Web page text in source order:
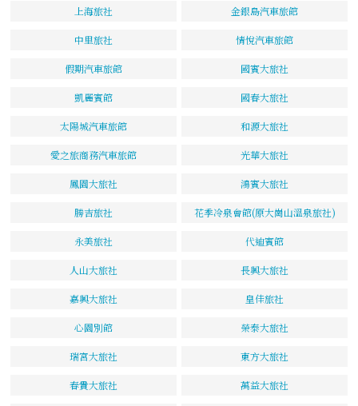
上海旅社 金銀島汽車旅館
中里旅社 情悅汽車旅館
假期汽車旅館 國賓大旅社
凱麗賓館 國春大旅社
太陽城汽車旅館 和源大旅社
愛之旅商務汽車旅館 光華大旅社
鳳園大旅社 鴻賓大旅社
勝吉旅社 花季冷泉會館(原大崗山溫泉旅社)
永美旅社 代迪賓館
人山大旅社 長興大旅社
嘉興大旅社 皇佳旅社
心園別館 榮泰大旅社
瑞宮大旅社 東方大旅社
春貴大旅社 萬益大旅社